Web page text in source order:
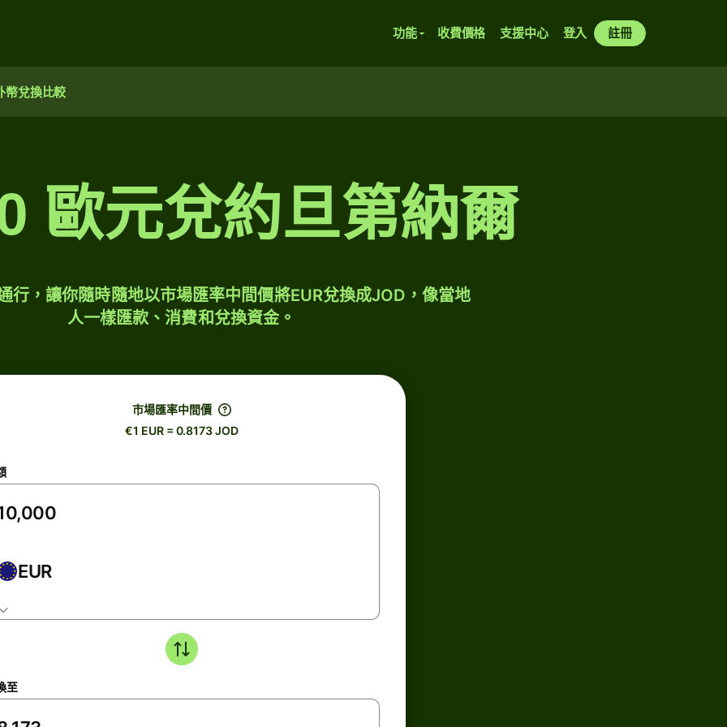
功能 收費價格 支援中心 登入 註冊
幣兌換比較
歐元兌約旦第納爾
行，讓你隨時隨地以市場匯率中間價將EUR兌換成JOD，像當地
人一樣匯款、消費和兌換資金。
市場匯率中間價
€1 EUR = 0.8173 JOD
EUR
至